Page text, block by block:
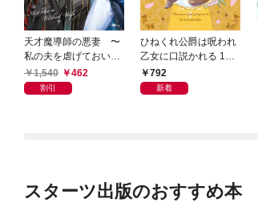
天才魔導師の悪妻 〜
私の夫を虐げておいて
戻ってこいとは呆れま
してよ？〜
1,540 462
割引
ひねくれ公爵は呪われ
乙女に口説かれる 1
【電子限定おまけ付
き】
792
新着
スターツ出版のおすすめ本